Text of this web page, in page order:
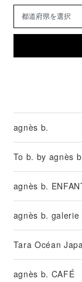
agnès b.
To b. by agnès
agnès b.
agnès b. galerie
Tara Océan
agnès b. CAFÉ